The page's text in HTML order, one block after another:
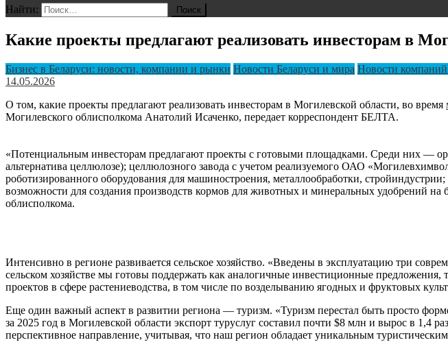
Найти:
Какие проекты предлагают реализовать инвесторам в
Бизнес в Беларуси: новости, компании и рынки Новости Беларуси и мира Новости компаний
14.05.2026
О том, какие проекты предлагают реализовать инвесторам в Могилевской области, во время
Могилевского облисполкома Анатолий Исаченко, передает корреспондент БЕЛТА.
«Потенциальным инвесторам предлагают проекты с готовыми площадками. Среди них —
альтернатива целлюлозе); целлюлозного завода с учетом реализуемого ОАО
роботизированного оборудования для машиностроения, металлообработки,
возможности для создания производств кормов для животных и минеральных удобрений
облисполкома.
Интенсивно в регионе развивается сельское хозяйство. «Введены в эксплуатацию три
сельском хозяйстве мы готовы поддержать как аналогичные инвестиционные
проектов в сфере растениеводства, в том числе по возделыванию ягодных и фруктовых
Еще один важный аспект в развитии региона — туризм. «Туризм перестал быть просто
за 2025 год в Могилевской области экспорт туруслуг составил почти $8 млн и вырос в
перспективное направление, учитывая, что наш регион обладает уникальным